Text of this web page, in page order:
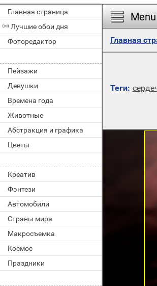
Главная страница
Лучшие обои дня
Фоторедактор
Пейзажи
Девушки
Времена года
Животные
Абстракция и графика
Цветы
Креатив
Фэнтези
Автомобили
Страны мира
Макросъемка
Космос
Праздники
Menu
Главная
Теги: